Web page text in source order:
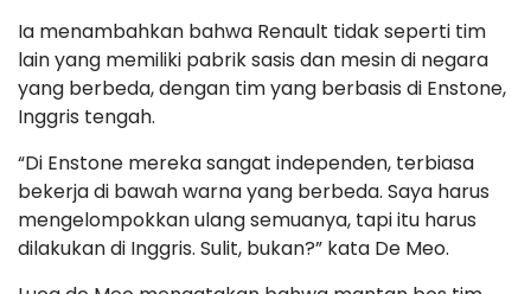
Ia menambahkan bahwa Renault tidak seperti tim
lain yang memiliki pabrik sasis dan mesin di negara
yang berbeda, dengan tim yang berbasis di Enstone,
Inggris tengah.
“Di Enstone mereka sangat independen, terbiasa
bekerja di bawah warna yang berbeda. Saya harus
mengelompokkan ulang semuanya, tapi itu harus
dilakukan di Inggris. Sulit, bukan?” kata De Meo.